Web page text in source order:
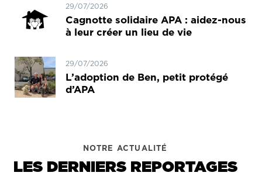
29/07/2026
Cagnotte solidaire APA : aidez-nous
à leur créer un lieu de vie
29/07/2026
L’adoption de Ben, petit protégé
d’APA
NOTRE ACTUALITÉ
LES DERNIERS REPORTAGES